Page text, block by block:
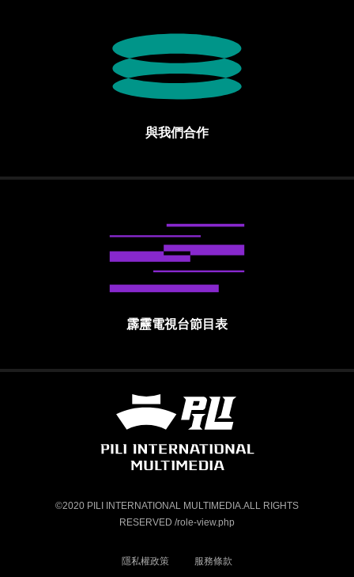
與我們合作
霹靂電視台節目表
霹靂國際多媒體股份有限公司 PILI
©2020 PILI INTERNATIONAL MULTIMEDIA.ALL RIGHTS
RESERVED /role-view.php
隱私權政策 服務條款